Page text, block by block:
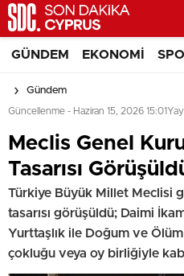
GÜNDEM EKONOMI
Gündem
Güncellenme - Haziran 15, 2026 15:01
Meclis Genel
Tasarısı
Türkiye Büyük Millet Meclisi
tasarısı görüşüldü; Daimi
Yurttaşlık ile Doğum ve
çokluğu veya oy birliğiyle